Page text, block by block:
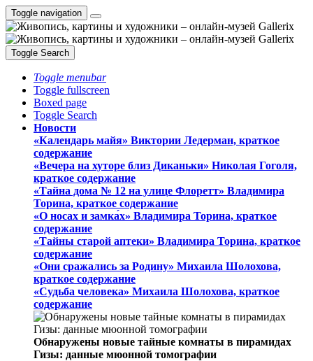
Toggle navigation
Toggle Search
Toggle menubar
Toggle fullscreen
Boxed page
Toggle Search
Новости
«Календарь майя» Виктории Ледерман, краткое
содержание
«Вечера на хуторе близ Диканьки» Николая Гоголя,
краткое содержание
«Тайна дома № 12 на улице Флоретт» Владимира
Торина, краткое содержание
«О носах и замка́х» Владимира Торина, краткое
содержание
«Тайны старой аптеки» Владимира Торина, краткое
содержание
«Они сражались за Родину» Михаила Шолохова,
краткое содержание
«Судьба человека» Михаила Шолохова, краткое
содержание
Обнаружены новые тайные комнаты в пирамидах
Гизы: данные мюонной томографии